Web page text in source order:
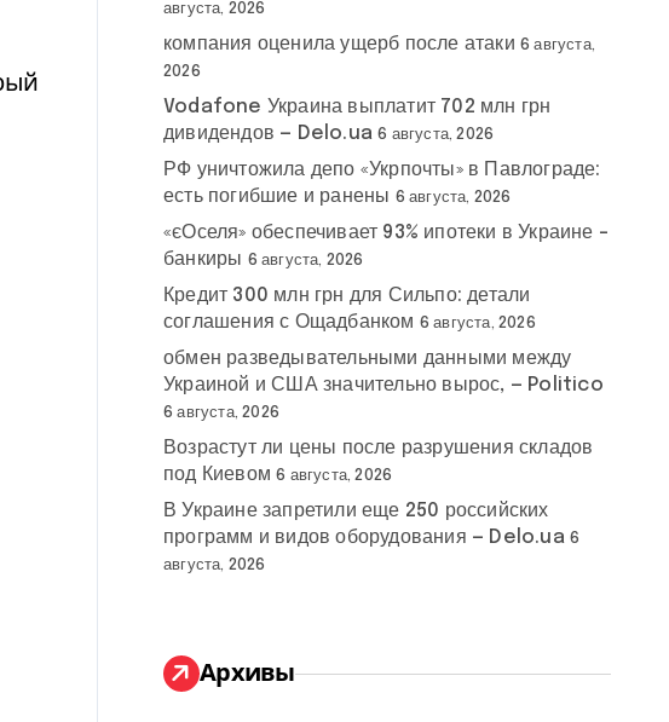
августа, 2026
компания оценила ущерб после атаки 6 августа,
2026
Vodafone Украина выплатит 702 млн грн
дивидендов — Delo.ua 6 августа, 2026
РФ уничтожила депо «Укрпочты» в Павлограде:
есть погибшие и ранены 6 августа, 2026
«єОселя» обеспечивает 93% ипотеки в Украине –
банкиры 6 августа, 2026
Кредит 300 млн грн для Сильпо: детали
соглашения с Ощадбанком 6 августа, 2026
обмен разведывательными данными между
Украиной и США значительно вырос, — Politico
6 августа, 2026
Возрастут ли цены после разрушения складов
под Киевом 6 августа, 2026
В Украине запретили еще 250 российских
программ и видов оборудования — Delo.ua 6
августа, 2026
Архивы